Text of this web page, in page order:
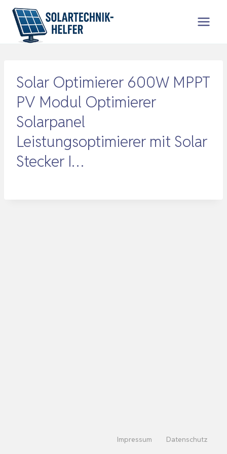
Zum
Inhalt
springen
Solar Optimierer 600W MPPT
PV Modul Optimierer
Solarpanel
Leistungsoptimierer mit Solar
Stecker I…
Impressum Datenschutz